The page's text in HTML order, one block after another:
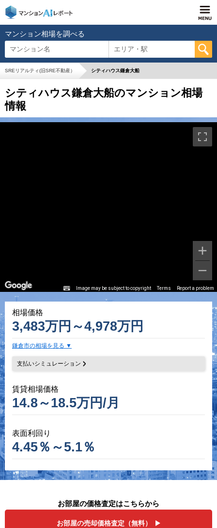
マンション相場を調べる
マンション名 エリア・駅
SREリアルティ(旧SRE不動産） シティハウス鎌倉大船
シティハウス鎌倉大船のマンション相場
情報
相場価格
3,483万円～4,978万円
鎌倉市の相場を見る
支払いシミュレーション
賃貸相場価格
14.8～18.5万円/月
表面利回り
4.45％～5.1％
Image may be subject to copyright Terms Report a problem
お部屋の価格査定はこちらから
お部屋の売却価格査定（無料）